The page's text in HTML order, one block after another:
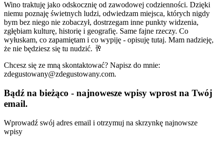
Wino traktuję jako odskocznię od zawodowej codzienności. Dzięki
niemu poznaję świetnych ludzi, odwiedzam miejsca, których nigdy
bym bez niego nie zobaczył, dostrzegam inne punkty widzenia,
zgłębiam kulturę, historię i geografię. Same fajne rzeczy. Co
wyłuskam, co zapamiętam i co wypiję - opisuję tutaj. Mam nadzieję,
że nie będziesz się tu nudzić. 🥂
Chcesz się ze mną skontaktować? Napisz do mnie:
zdegustowany@zdegustowany.com.
Bądź na bieżąco - najnowesze wpisy wprost na Twój
email.
Wprowadź swój adres email i otrzymuj na skrzynkę najnowsze
wpisy